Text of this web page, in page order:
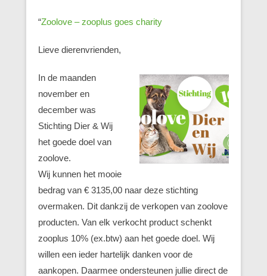
“Zoolove – zooplus goes charity
Lieve dierenvrienden,
In de maanden
november en
december was
Stichting Dier & Wij
het goede doel van
zoolove.
Wij kunnen het mooie
bedrag van € 3135,00 naar deze stichting
overmaken. Dit dankzij de verkopen van zoolove
producten. Van elk verkocht product schenkt
zooplus 10% (ex.btw) aan het goede doel. Wij
willen een ieder hartelijk danken voor de
aankopen. Daarmee ondersteunen jullie direct de